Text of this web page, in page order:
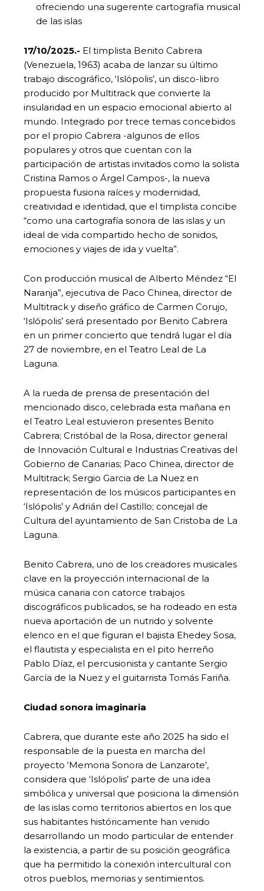
ofreciendo una sugerente cartografía musical
de las islas
17/10/2025.- El timplista Benito Cabrera
(Venezuela, 1963) acaba de lanzar su último
trabajo discográfico, ‘Islópolis’, un disco-libro
producido por Multitrack que convierte la
insularidad en un espacio emocional abierto al
mundo. Integrado por trece temas concebidos
por el propio Cabrera -algunos de ellos
populares y otros que cuentan con la
participación de artistas invitados como la solista
Cristina Ramos o Árgel Campos-, la nueva
propuesta fusiona raíces y modernidad,
creatividad e identidad, que el timplista concibe
“como una cartografía sonora de las islas y un
ideal de vida compartido hecho de sonidos,
emociones y viajes de ida y vuelta”.
Con producción musical de Alberto Méndez “El
Naranja”, ejecutiva de Paco Chinea, director de
Multitrack y diseño gráfico de Carmen Corujo,
‘Islópolis’ será presentado por Benito Cabrera
en un primer concierto que tendrá lugar el día
27 de noviembre, en el Teatro Leal de La
Laguna.
A la rueda de prensa de presentación del
mencionado disco, celebrada esta mañana en
el Teatro Leal estuvieron presentes Benito
Cabrera; Cristóbal de la Rosa, director general
de Innovación Cultural e Industrias Creativas del
Gobierno de Canarias; Paco Chinea, director de
Multitrack; Sergio Garcia de La Nuez en
representación de los músicos participantes en
‘Islópolis’ y Adrián del Castillo; concejal de
Cultura del ayuntamiento de San Cristoba de La
Laguna.
Benito Cabrera, uno de los creadores musicales
clave en la proyección internacional de la
música canaria con catorce trabajos
discográficos publicados, se ha rodeado en esta
nueva aportación de un nutrido y solvente
elenco en el que figuran el bajista Ehedey Sosa,
el flautista y especialista en el pito herreño
Pablo Díaz, el percusionista y cantante Sergio
García de la Nuez y el guitarrista Tomás Fariña.
Ciudad sonora imaginaria
Cabrera, que durante este año 2025 ha sido el
responsable de la puesta en marcha del
proyecto ‘Memoria Sonora de Lanzarote’,
considera que ‘Islópolis’ parte de una idea
simbólica y universal que posiciona la dimensión
de las islas como territorios abiertos en los que
sus habitantes históricamente han venido
desarrollando un modo particular de entender
la existencia, a partir de su posición geográfica
que ha permitido la conexión intercultural con
otros pueblos, memorias y sentimientos.